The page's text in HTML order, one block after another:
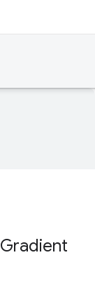
Gradient